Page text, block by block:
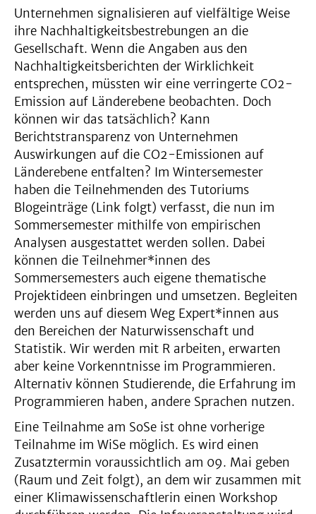
Unternehmen signalisieren auf vielfältige Weise
ihre Nachhaltigkeitsbestrebungen an die
Gesellschaft. Wenn die Angaben aus den
Nachhaltigkeitsberichten der Wirklichkeit
entsprechen, müssten wir eine verringerte CO2-
Emission auf Länderebene beobachten. Doch
können wir das tatsächlich? Kann
Berichtstransparenz von Unternehmen
Auswirkungen auf die CO2-Emissionen auf
Länderebene entfalten? Im Wintersemester
haben die Teilnehmenden des Tutoriums
Blogeinträge (Link folgt) verfasst, die nun im
Sommersemester mithilfe von empirischen
Analysen ausgestattet werden sollen. Dabei
können die Teilnehmer*innen des
Sommersemesters auch eigene thematische
Projektideen einbringen und umsetzen. Begleiten
werden uns auf diesem Weg Expert*innen aus
den Bereichen der Naturwissenschaft und
Statistik. Wir werden mit R arbeiten, erwarten
aber keine Vorkenntnisse im Programmieren.
Alternativ können Studierende, die Erfahrung im
Programmieren haben, andere Sprachen nutzen.
Eine Teilnahme am SoSe ist ohne vorherige
Teilnahme im WiSe möglich. Es wird einen
Zusatztermin voraussichtlich am 09. Mai geben
(Raum und Zeit folgt), an dem wir zusammen mit
einer Klimawissenschaftlerin einen Workshop